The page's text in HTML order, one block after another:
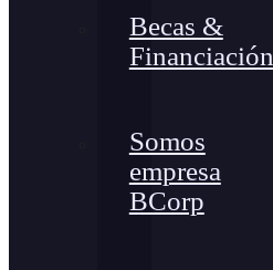
Becas &
Financiación
Somos
empresa
BCorp